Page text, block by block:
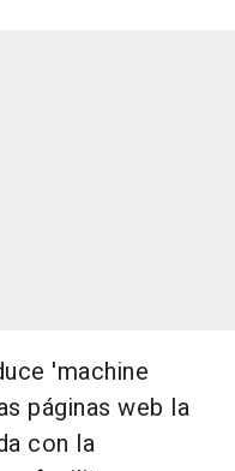
'machine
páginas web la
con la